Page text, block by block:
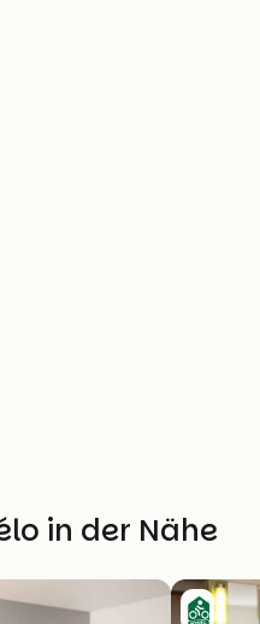
in der Nähe